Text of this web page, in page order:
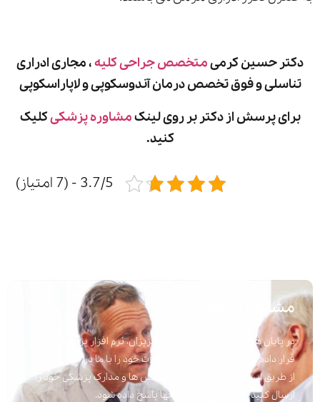
دکتر حسین کرمیمتخصص جراحی کلیه، مجاری ادراری
تناسلی و فوق تخصص درمان آندوسکوپی و لاپاراسکوپی
برای پرسش از دکتر بر روی لینکمشاوره پزشکیکلیک
کنید.
3.7/5 - (7 امتیاز)
مشاوره پزشکی
در پایان هر مقاله برای راحتی شما عزیزان، نرم افزار پرسش و پاسخ
قرار داده شده است تا به راحتی سوالات خود را با ما در میان بگذارید.
از طریق این نرم افزار می توانید پرسش ها و مدارک پزشکی خود را
ارسال کنید تا در اسرع وقت به آنها پاسخ داده شود.